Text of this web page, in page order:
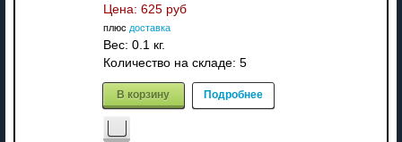
Цена: 625 руб
плюс доставка
Вес: 0.1 кг.
Количество на складе: 5
В корзину Подробнее